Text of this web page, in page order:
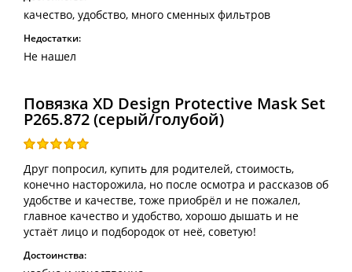
качество, удобство, много сменных фильтров
Недостатки:
Не нашел
Повязка XD Design Protective Mask Set
P265.872 (серый/голубой)
Друг попросил, купить для родителей, стоимость,
конечно насторожила, но после осмотра и рассказов об
удобстве и качестве, тоже приобрёл и не пожалел,
главное качество и удобство, хорошо дышать и не
устаёт лицо и подбородок от неё, советую!
Достоинства: